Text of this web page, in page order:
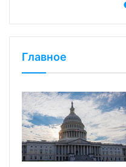
Главное